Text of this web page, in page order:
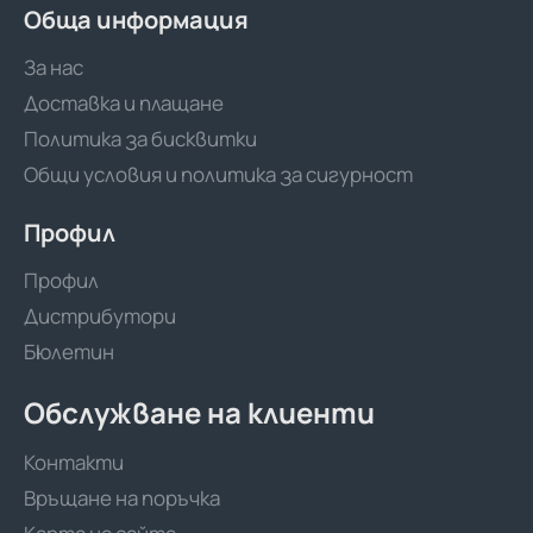
Обща информация
За нас
Доставка и плащане
Политика за бисквитки
Общи условия и политика за сигурност
Профил
Профил
Дистрибутори
Бюлетин
Обслужване на клиенти
Контакти
Връщане на поръчка